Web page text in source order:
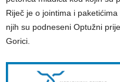
Riječ je o jointima i
njih su podneseni Optužni
Gorici.